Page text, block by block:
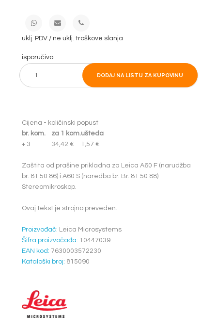
uklj. PDV / ne uklj. troškove slanja
isporučivo
DODAJ NA LISTU ZA KUPOVINU
Cijena - količinski popust
br. kom.
za 1 kom.ušteda
+ 3
34,42 € 1,57 €
Zaštita od prašine prikladna za Leica A60 F (narudžba
br. 81 50 86) i A60 S (naredba br. Br. 81 50 88)
Stereomikroskop.
Ovaj tekst je strojno preveden.
Proizvođač: Leica Microsystems
Šifra proizvočađa: 10447039
EAN kod: 7630003572230
Kataloški broj: 815090